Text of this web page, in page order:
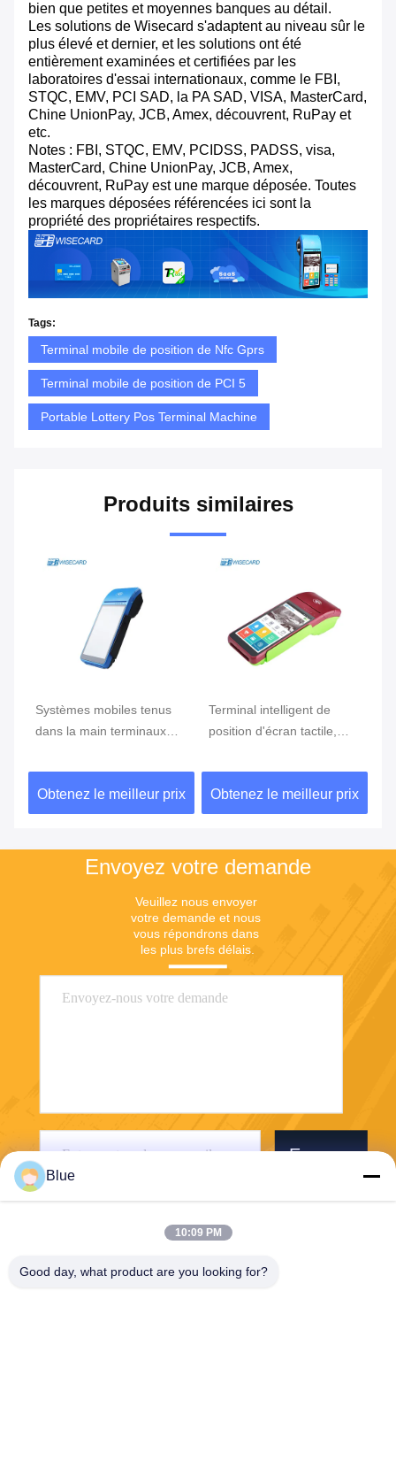
bien que petites et moyennes banques au détail.
Les solutions de Wisecard s'adaptent au niveau sûr le
plus élevé et dernier, et les solutions ont été
entièrement examinées et certifiées par les
laboratoires d'essai internationaux, comme le FBI,
STQC, EMV, PCI SAD, la PA SAD, VISA, MasterCard,
Chine UnionPay, JCB, Amex, découvrent, RuPay et
etc.
Notes : FBI, STQC, EMV, PCIDSS, PADSS, visa,
MasterCard, Chine UnionPay, JCB, Amex,
découvrent, RuPay est une marque déposée. Toutes
les marques déposées référencées ici sont la
propriété des propriétaires respectifs.
Tags:
Terminal mobile de position de Nfc Gprs
Terminal mobile de position de PCI 5
Portable Lottery Pos Terminal Machine
Produits similaires
Systèmes mobiles tenus
dans la main terminaux
position du BORD GPRS
5800mAh de position de
NFC de FBI
Obtenez le meilleur prix
Terminal intelligent de
position d'écran tactile,
lecteur d'empreintes
digitales
Obtenez le meilleur prix
Envoyez votre demande
Veuillez nous envoyer
votre demande et nous
vous répondrons dans
les plus brefs délais.
Envoyer
Blue
10:09 PM
Good day, what product are you looking for?